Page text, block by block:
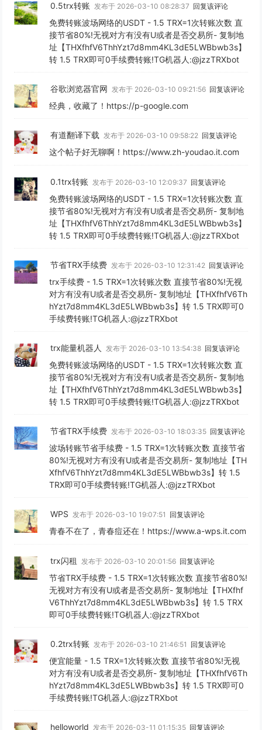
0.5trx转账 发布于 2026-03-10 08:28:37 回复该评论
免费转账波场网络的USDT - 1.5 TRX=1次转账次数 直
接节省80%!无视对方有没有U或者是否交易所- 复制地
址【THXfhfV6ThhYzt7d8mm4KL3dE5LWBbwb3s】
转 1.5 TRX即可0手续费转账!TG机器人:@jzzTRXbot
谷歌浏览器官网 发布于 2026-03-10 09:21:56 回复该评论
经典，收藏了！https://p-google.com
有道翻译下载 发布于 2026-03-10 09:58:22 回复该评论
这个帖子好无聊啊！https://www.zh-youdao.it.com
0.1trx转账 发布于 2026-03-10 12:09:37 回复该评论
免费转账波场网络的USDT - 1.5 TRX=1次转账次数 直
接节省80%!无视对方有没有U或者是否交易所- 复制地
址【THXfhfV6ThhYzt7d8mm4KL3dE5LWBbwb3s】
转 1.5 TRX即可0手续费转账!TG机器人:@jzzTRXbot
节省TRX手续费 发布于 2026-03-10 12:31:42 回复该评论
trx手续费 - 1.5 TRX=1次转账次数 直接节省80%!无视
对方有没有U或者是否交易所- 复制地址【THXfhfV6Th
hYzt7d8mm4KL3dE5LWBbwb3s】转 1.5 TRX即可0
手续费转账!TG机器人:@jzzTRXbot
trx能量机器人 发布于 2026-03-10 13:54:38 回复该评论
免费转账波场网络的USDT - 1.5 TRX=1次转账次数 直
接节省80%!无视对方有没有U或者是否交易所- 复制地
址【THXfhfV6ThhYzt7d8mm4KL3dE5LWBbwb3s】
转 1.5 TRX即可0手续费转账!TG机器人:@jzzTRXbot
节省TRX手续费 发布于 2026-03-10 18:03:35 回复该评论
波场转账节省手续费 - 1.5 TRX=1次转账次数 直接节省
80%!无视对方有没有U或者是否交易所- 复制地址【TH
XfhfV6ThhYzt7d8mm4KL3dE5LWBbwb3s】转 1.5
TRX即可0手续费转账!TG机器人:@jzzTRXbot
WPS 发布于 2026-03-10 19:07:51 回复该评论
青春不在了，青春痘还在！https://www.a-wps.it.com
trx闪租 发布于 2026-03-10 20:01:56 回复该评论
节省TRX手续费 - 1.5 TRX=1次转账次数 直接节省80%!
无视对方有没有U或者是否交易所- 复制地址【THXfhf
V6ThhYzt7d8mm4KL3dE5LWBbwb3s】转 1.5 TRX
即可0手续费转账!TG机器人:@jzzTRXbot
0.2trx转账 发布于 2026-03-10 21:46:51 回复该评论
便宜能量 - 1.5 TRX=1次转账次数 直接节省80%!无视
对方有没有U或者是否交易所- 复制地址【THXfhfV6Th
hYzt7d8mm4KL3dE5LWBbwb3s】转 1.5 TRX即可0
手续费转账!TG机器人:@jzzTRXbot
helloworld 发布于 2026-03-11 01:15:35 回复该评论